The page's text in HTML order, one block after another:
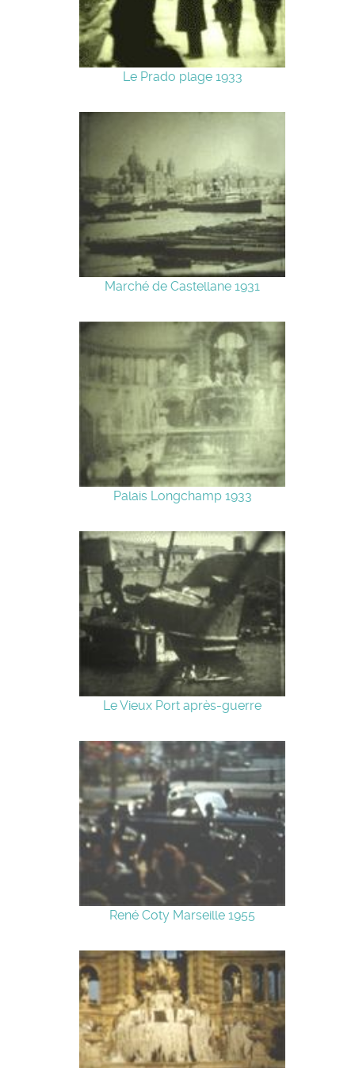
Le Prado plage 1933
Marché de Castellane 1931
Palais Longchamp 1933
Le Vieux Port après-guerre
René Coty Marseille 1955